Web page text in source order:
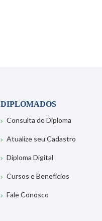
DIPLOMADOS
Consulta de Diploma
Atualize seu Cadastro
Diploma Digital
Cursos e Benefícios
Fale Conosco